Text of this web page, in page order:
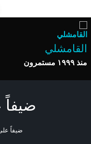
إلى
المحتوى
القامشلي
منذ ١٩٩٩ مستمرون
ضيفاً
ضيفاً